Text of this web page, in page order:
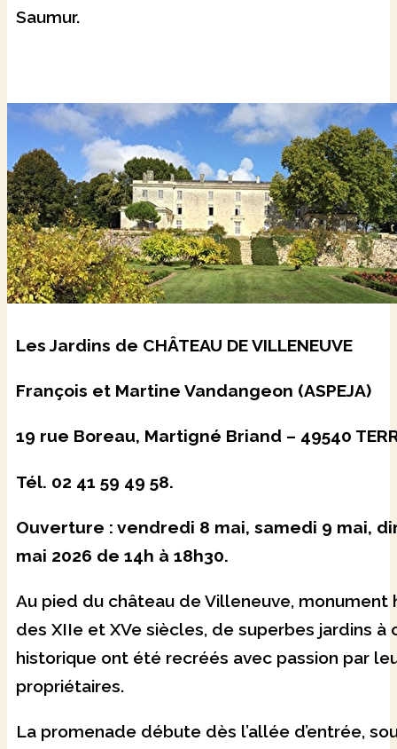
Saumur.
Les Jardins de CHÂTEAU DE VILLENEUVE
François et Martine Vandangeon (ASPEJA)
19 rue Boreau, Martigné Briand – 49540
Tél. 02 41 59 49 58.
Ouverture : vendredi 8 mai, samedi 9 mai,
mai 2026 de 14h à 18h30.
Au pied du château de Villeneuve, monument
des XIIe et XVe siècles, de superbes jardins à
historique ont été recréés avec passion par
propriétaires.
La promenade débute dès l’allée d’entrée,